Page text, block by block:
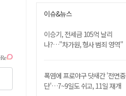
이슈&뉴스
이승기, 전세금 105억 날리
나?…"차가원, 형사 범죄 영역"
폭염에 프로야구 닷새간 '전면중
단'…7~9일도 쉬고, 11일 재개